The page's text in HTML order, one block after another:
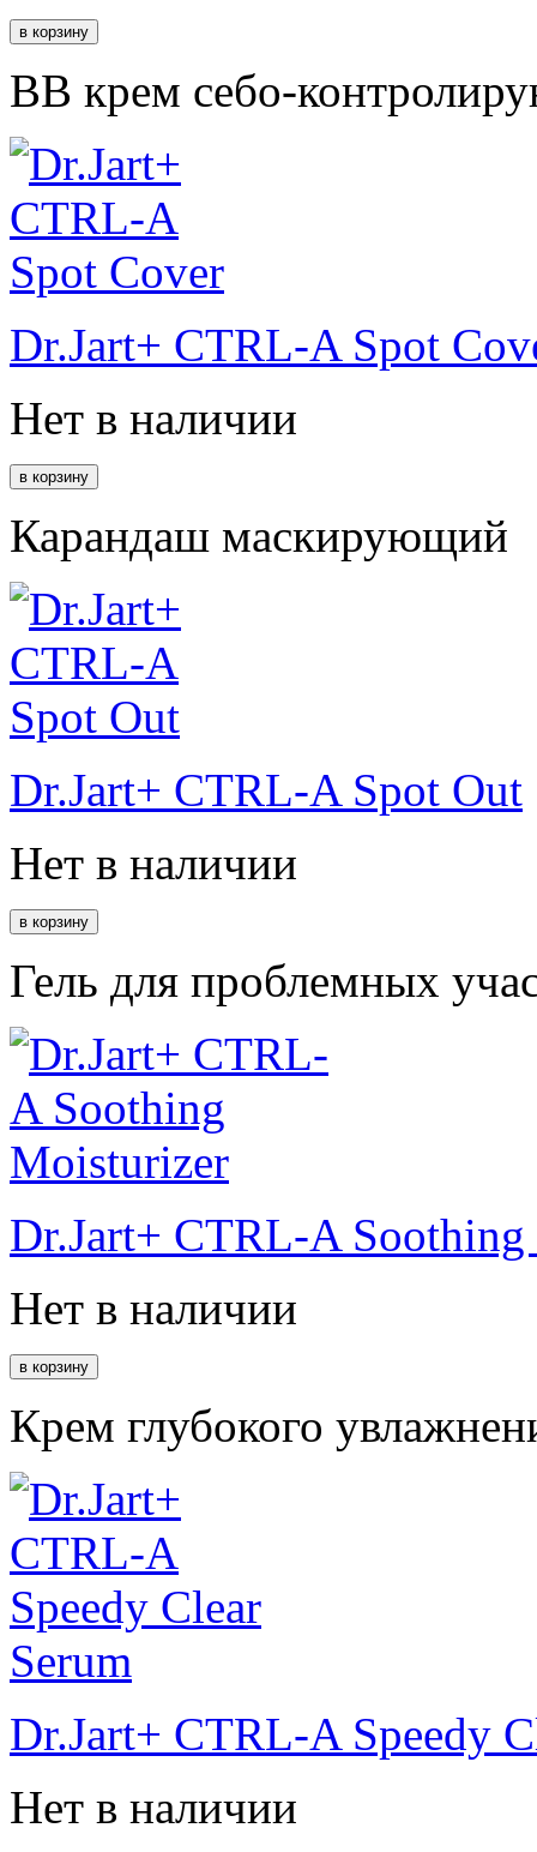
ВВ крем себо-
Dr.Jart+ CTRL-A Spot
Нет в наличии
Карандаш маскирующий
Dr.Jart+ CTRL-A Spot Out
Нет в наличии
Гель для проблемных
Dr.Jart+ CTRL-A
Нет в наличии
Крем глубокого
Dr.Jart+ CTRL-A Speedy
Нет в наличии